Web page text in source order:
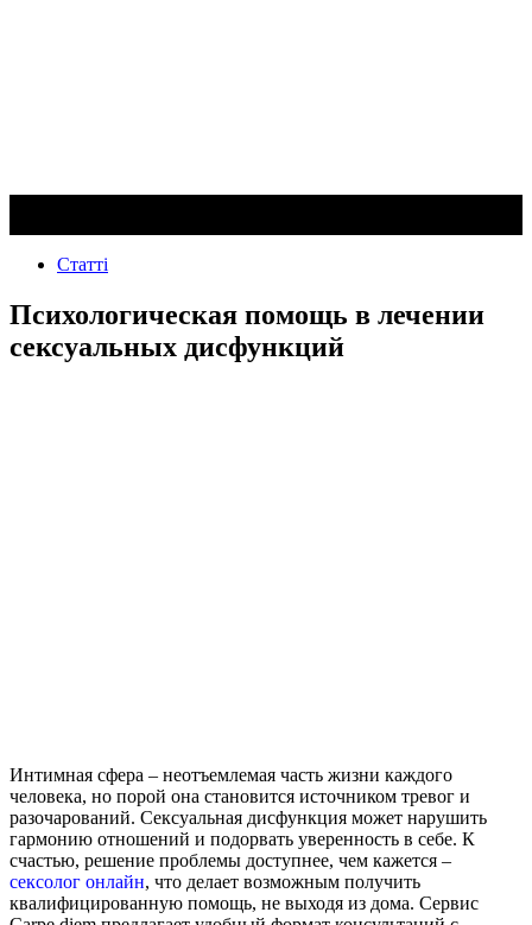
Статті
Психологическая помощь в лечении
сексуальных дисфункций
Интимная сфера – неотъемлемая часть жизни каждого
человека, но порой она становится источником тревог и
разочарований. Сексуальная дисфункция может нарушить
гармонию отношений и подорвать уверенность в себе. К
счастью, решение проблемы доступнее, чем кажется –
сексолог онлайн, что делает возможным получить
квалифицированную помощь, не выходя из дома. Сервис